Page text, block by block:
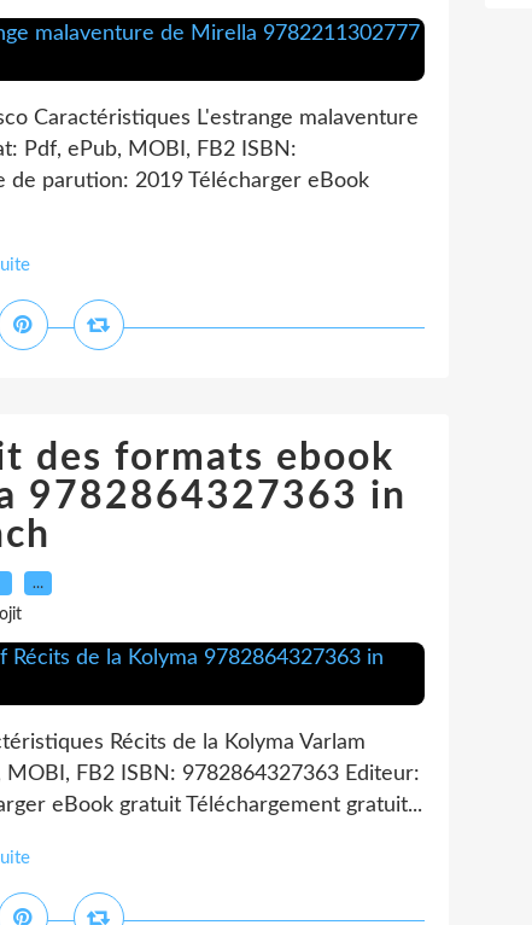
Caractéristiques L'estrange malaventure
Pdf, ePub, MOBI, FB2 ISBN:
de parution: 2019 Télécharger eBook
des formats ebook
9782864327363 in
…
Récits de la Kolyma Varlam
FB2 ISBN: 9782864327363 Editeur:
eBook gratuit Téléchargement gratuit...